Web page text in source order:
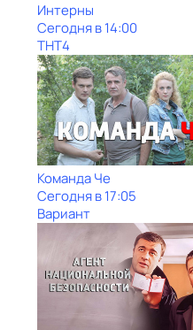
Интерны
Сегодня в 14:00
ТНТ4
Команда Че
Сегодня в 17:05
Вариант